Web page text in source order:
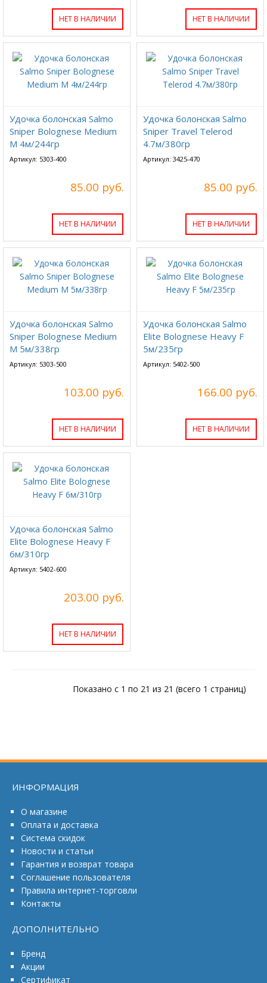
НЕТ В НАЛИЧИИ НЕТ В НАЛИЧИИ
Удочка болонская Salmo
Sniper Bolognese Medium
M 4м/244гр
Артикул: 5303-400
85.00 руб.
НЕТ В НАЛИЧИИ
Удочка болонская Salmo
Sniper Travel Telerod
4.7м/380гр
Артикул: 3425-470
85.00 руб.
НЕТ В НАЛИЧИИ
Удочка болонская Salmo
Sniper Bolognese Medium
M 5м/338гр
Артикул: 5303-500
103.00 руб.
НЕТ В НАЛИЧИИ
Удочка болонская Salmo
Elite Bolognese Heavy F
5м/235гр
Артикул: 5402-500
166.00 руб.
НЕТ В НАЛИЧИИ
Удочка болонская Salmo
Elite Bolognese Heavy F
6м/310гр
Артикул: 5402-600
203.00 руб.
НЕТ В НАЛИЧИИ
Показано с 1 по 21 из 21 (всего 1 страниц)
ИНФОРМАЦИЯ
О магазине
Оплата и доставка
Система скидок
Новости и статьи
Гарантия и возврат товара
Соглашение пользователя
Правила интернет-торговли
Контакты
ДОПОЛНИТЕЛЬНО
Бренд
Акции
Сертификат